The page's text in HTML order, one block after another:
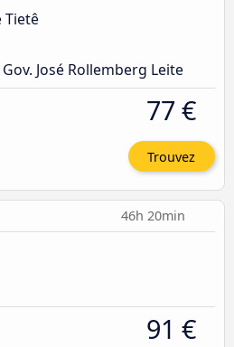
Tietê
José Rollemberg Leite
77 €
Trouvez
46h 20min
91 €